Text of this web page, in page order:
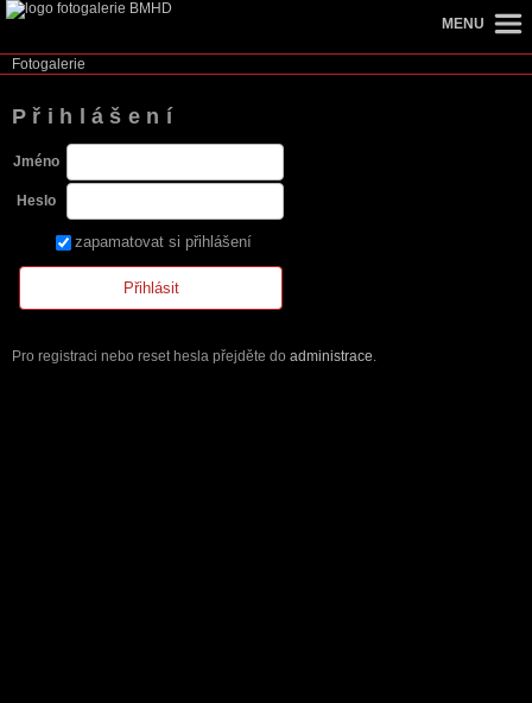
Fotogalerie
Přihlášení
Jméno
Heslo
zapamatovat si přihlášení
Pro registraci nebo reset hesla přejděte do administrace.
MENU